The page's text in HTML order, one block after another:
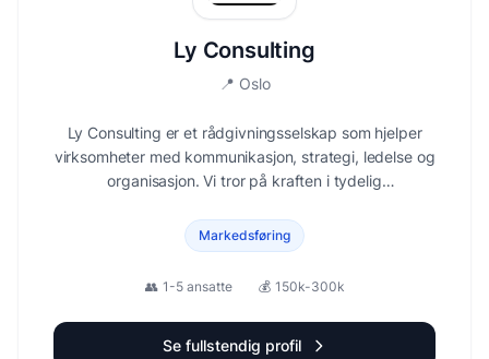
Ly Consulting
📍 Oslo
Ly Consulting er et rådgivningsselskap som hjelper
virksomheter med kommunikasjon, strategi, ledelse og
organisasjon. Vi tror på kraften i tydelig
kraftigste verktøy. Med et kommunikasjonsfaglig
utgangspunkt jobber vi med strategiutvikling og
prosesser som
Markedsføring
👥 1-5 ansatte 💰 150k-300k
Se fullstendig profil